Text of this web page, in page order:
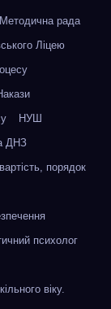
Методична рада
Ліцею
НУШ
ДНЗ
порядок
психолог
віку.